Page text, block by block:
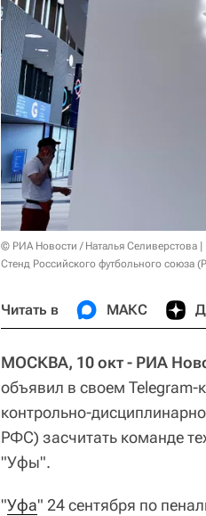
© РИА Новости / Наталья Селиверстова
Стенд Российского футбольного союза
Читать в МАКС
МОСКВА, 10 окт - РИА
объявил в своем
контрольно-
РФС) засчитать команде
"Уфы".
"Уфа" 24 сентября по